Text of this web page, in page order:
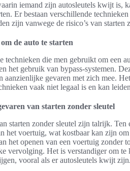
iemand zijn autosleutels kwijt is,
Er bestaan verschillende
zijn vanwege de risico’s van starten
de auto te starten
technieken die men gebruikt om een
het gebruik van bypass-systemen.
aanzienlijke gevaren met zich mee.
vaak niet legaal is en kan
van starten zonder sleutel
starten zonder sleutel zijn talrijk.
het voertuig, wat kostbaar kan zijn
het openen van een voertuig zonder
vervolging. Het is verstandiger om
vooral als er autosleutels kwijt zijn.